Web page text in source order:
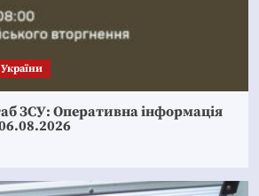
ЗСУ: Оперативна інформація